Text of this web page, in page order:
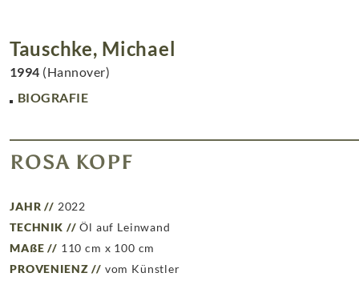
Tauschke, Michael
1994 (Hannover)
BIOGRAFIE
ROSA KOPF
JAHR // 2022
TECHNIK // Öl auf Leinwand
MAßE // 110 cm x 100 cm
PROVENIENZ // vom Künstler